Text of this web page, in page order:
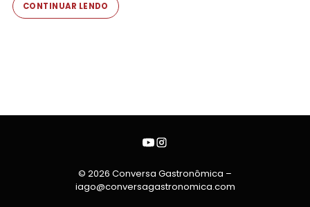
CONTINUAR LENDO
© 2026 Conversa Gastronômica –
iago@conversagastronomica.com